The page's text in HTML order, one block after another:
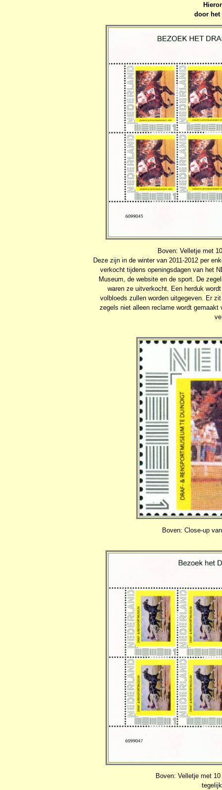
door het
Boven: Velletje met
Deze zijn in de winter van 2011-2012 per
verkocht tijdens openingsdagen van het
Museum, de website en de sport. De
waren ze uitverkocht. Een herduk
volbloeds zullen worden uitgegeven. Er
zegels niet alleen reclame wordt
Boven: Close-up
Boven: Velletje met